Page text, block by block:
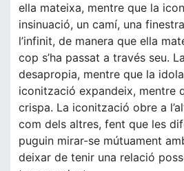
ella mateixa, mentre que la
insinuació, un camí, una
l’infinit, de manera que ella
cop s’ha passat a través seu.
desapropia, mentre que la
iconització expandeix, mentre
crispa. La iconització obre a
com dels altres, fent que les
puguin mirar-se mútuament
deixar de tenir una relació